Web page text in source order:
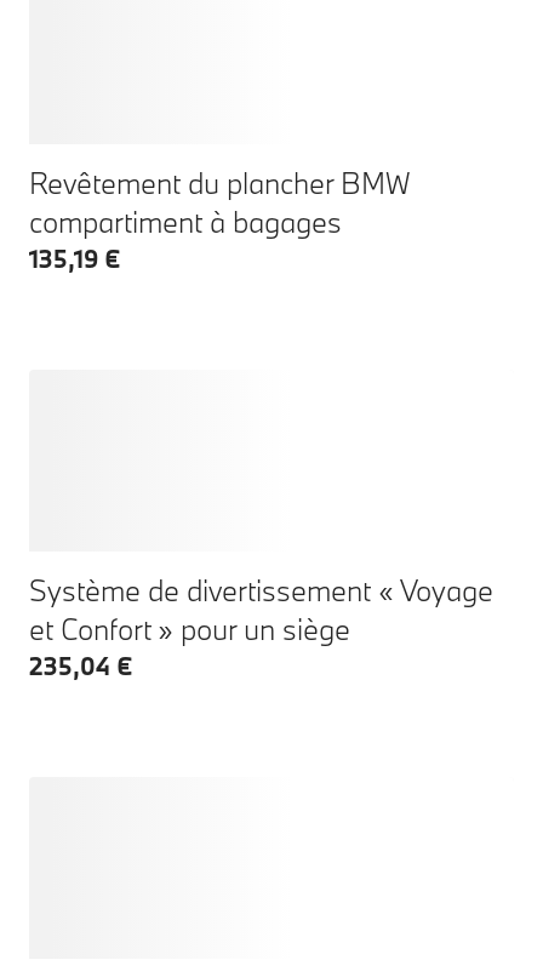
Revêtement du plancher BMW
compartiment à bagages
135,19 €
Système de divertissement « Voyage
et Confort » pour un siège
235,04 €